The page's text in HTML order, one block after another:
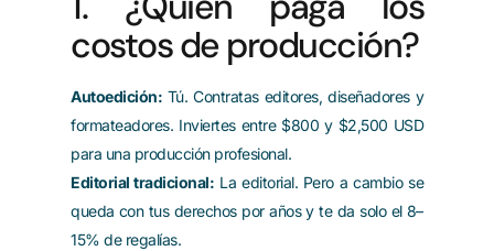
costos de producción?
Autoedición: Tú. Contratas editores, diseñadores y
formateadores. Inviertes entre $800 y $2,500 USD
para una producción profesional.
Editorial tradicional: La editorial. Pero a cambio se
queda con tus derechos por años y te da solo el 8–
15% de regalías.